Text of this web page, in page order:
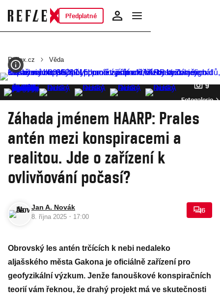
Předplatné
Reflex.cz Věda
9
Fotogalerie
Záhada jménem HAARP: Prales
antén mezi konspiracemi a
realitou. Jde o zařízení k
ovlivňování počasí?
Jan A. Novák
8. října 2025 · 17:00
6
Obrovský les antén trčících k nebi nedaleko
aljašského města Gakona je oficiálně zařízení pro
geofyzikální výzkum. Jenže fanouškové konspiračních
teorií vám řeknou, že drahý projekt má ve skutečnosti